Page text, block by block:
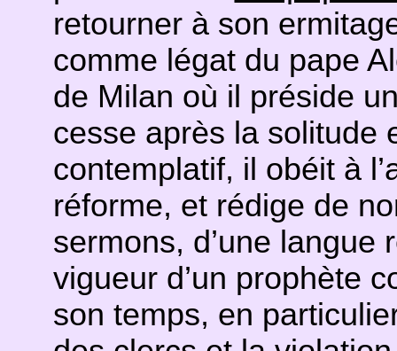
retourner à son
comme légat du pape
de Milan où il préside
cesse après la solitude
contemplatif, il obéit à
réforme, et rédige de
sermons, d’une langue
vigueur d’un prophète
son temps, en